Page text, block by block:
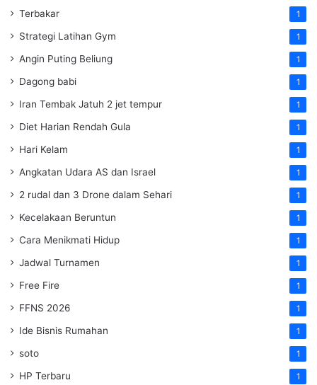
Terbakar 1
Strategi Latihan Gym 1
Angin Puting Beliung 1
Dagong babi 1
Iran Tembak Jatuh 2 jet tempur 1
Diet Harian Rendah Gula 1
Hari Kelam 1
Angkatan Udara AS dan Israel 1
2 rudal dan 3 Drone dalam Sehari 1
Kecelakaan Beruntun 1
Cara Menikmati Hidup 1
Jadwal Turnamen 1
Free Fire 1
FFNS 2026 1
Ide Bisnis Rumahan 1
soto 1
HP Terbaru 1